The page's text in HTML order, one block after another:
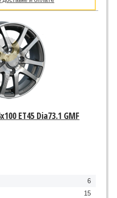
ET45 Dia73.1 GMF
6
15